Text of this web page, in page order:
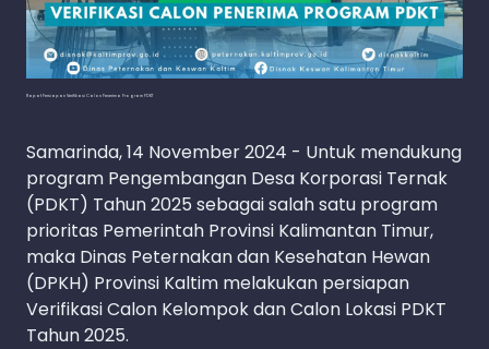
Rapat Persiapan Verifikasi Calon Penerima Program PDKT
Samarinda, 14 November 2024 - Untuk mendukung
program Pengembangan Desa Korporasi Ternak
(PDKT) Tahun 2025 sebagai salah satu program
prioritas Pemerintah Provinsi Kalimantan Timur,
maka Dinas Peternakan dan Kesehatan Hewan
(DPKH) Provinsi Kaltim melakukan persiapan
Verifikasi Calon Kelompok dan Calon Lokasi PDKT
Tahun 2025.